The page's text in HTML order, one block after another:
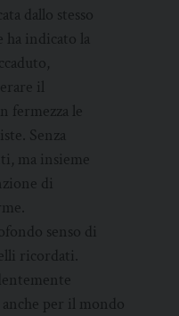
dallo stesso
ha indicato la
il
fermezza le
Senza
ma insieme
di
senso di
ricordati.
per il mondo